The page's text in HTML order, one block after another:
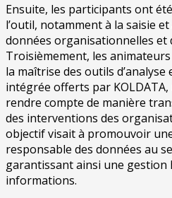
Ensuite, les participants ont
l’outil, notamment à la saisie
données organisationnelles et
Troisièmement, les
la maîtrise des outils
intégrée offerts par
rendre compte de manière
des interventions des
objectif visait à promouvoir
responsable des données au
garantissant ainsi une gestion
informations.